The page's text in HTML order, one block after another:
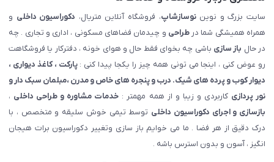
سایت بزرگ و نویننوسازشاپ، فروشگاه آنلاین متریال، دکوراسیون داخلی و
همراه همیشگی شما درطراحی و چیدمان فضاهای مسکونی ، اداری و تجاری . چه
در حال باز سازی باشی چه بخوای فقط حال و هوای خونه ، دفترکار یا فروشگاهت
رو عوض کنی ، اینجا می تونی همه چیز را یکجا پیدا کنی :پارکت ، کاغذ دیواری ،
دیوار کوب و پرده های شیک. درب و پنجره های خاص و مدرن ،مبلمان سبک دار و
نور پردازی کاربردی و زیبا و از همه مهمتر : خدمات مشاوره و طراحی داخلی ،
بازسازی و اجرای دکوراسیون داخلی توسط تیمی خوش سلیقه و متخصص ، با
درک دقیق از هر فضا . ما می خوایم باز سازی وتغییر دکوراسیون برات هیجان
انگیز ، آسون و بدون استرس باشه .